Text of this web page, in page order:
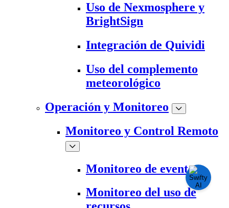
Uso de Nexmosphere y
BrightSign
Integración de Quividi
Uso del complemento
meteorológico
Operación y Monitoreo
Monitoreo y Control Remoto
Monitoreo de eventos
Monitoreo del uso de